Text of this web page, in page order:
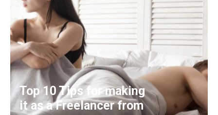
BAISSE DU DÉSIR
Top 10 Tips for making
it as a Freelancer from